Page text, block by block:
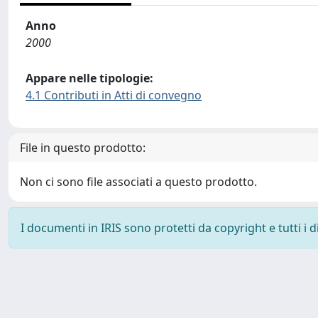
Anno
2000
Appare nelle tipologie:
4.1 Contributi in Atti di convegno
File in questo prodotto:
Non ci sono file associati a questo prodotto.
I documenti in IRIS sono protetti da copyright e tutti i